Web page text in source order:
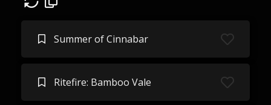
Summer of Cinnabar
Ritefire: Bamboo Vale